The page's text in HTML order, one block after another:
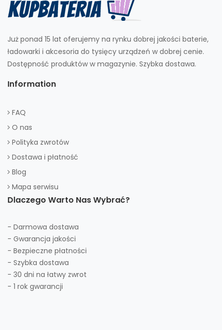
Już ponad 15 lat oferujemy na rynku dobrej jakości baterie,
ładowarki i akcesoria do tysięcy urządzeń w dobrej cenie.
Dostępność produktów w magazynie. Szybka dostawa.
Information
FAQ
O nas
Polityka zwrotów
Dostawa i płatność
Blog
Mapa serwisu
Dlaczego Warto Nas Wybrać?
- Darmowa dostawa
- Gwarancja jakości
- Bezpieczne płatności
- Szybka dostawa
- 30 dni na łatwy zwrot
- 1 rok gwarancji